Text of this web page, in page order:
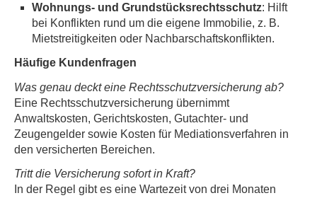
Wohnungs- und Grundstücksrechtsschutz: Hilft
bei Konflikten rund um die eigene Immobilie, z. B.
Mietstreitigkeiten oder Nachbarschaftskonflikten.
Häufige Kundenfragen
Was genau deckt eine Rechts­schutz­ver­si­che­rung ab?
Eine Rechts­schutz­ver­si­che­rung übernimmt
Anwaltskosten, Gerichtskosten, Gutachter- und
Zeugengelder sowie Kosten für Mediationsverfahren in
den versicherten Bereichen.
Tritt die Versicherung sofort in Kraft?
In der Regel gibt es eine Wartezeit von drei Monaten